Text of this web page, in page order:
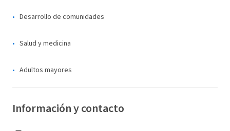
Desarrollo de comunidades
Salud y medicina
Adultos mayores
Información y contacto